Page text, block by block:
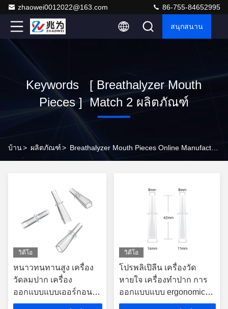
zhaowei0012022@163.com 86-755-84652995
สนุกสนาน
Keywords [ Breathalyzer Mouth
Pieces ] Match 2 ผลิตภัณฑ์
บ้าน> ผลิตภัณฑ์>
วิดีโอ
หนาวทนทานสูง เครื่อง
วัดลมปาก เครื่อง
ออกแบบแบบเออร์กอนอ
มิค ความทนทาน
วิดีโอ
โปรพลิเปิลีน เครื่องวัด
หายใจ เครื่องทําปาก การ
ออกแบบแบบ ergonomic
สําหรับการใช้งานทางเคมี